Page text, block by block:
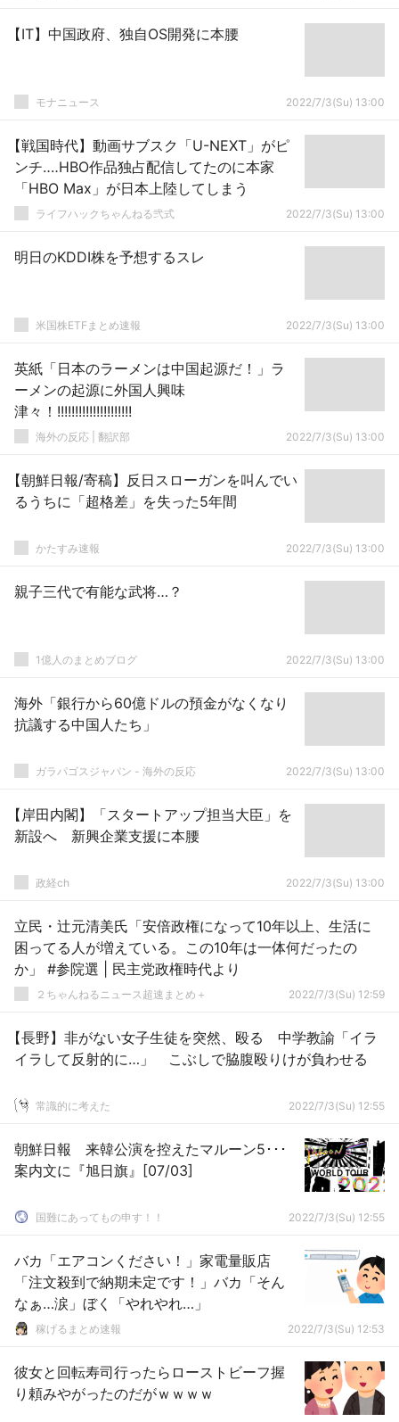
【IT】中国政府、独自OS開発に本腰
モナニュース 2022/7/3(Su) 13:00
【戦国時代】動画サブスク「U-NEXT」がピ
ンチ‥‥HBO作品独占配信してたのに本家
「HBO Max」が日本上陸してしまう
ライフハックちゃんねる弐式 2022/7/3(Su) 13:00
明日のKDDI株を予想するスレ
米国株ETFまとめ速報 2022/7/3(Su) 13:00
英紙「日本のラーメンは中国起源だ！」ラ
ーメンの起源に外国人興味
津々！!!!!!!!!!!!!!!!!!!!!!
海外の反応 | 翻訳部 2022/7/3(Su) 13:00
【朝鮮日報/寄稿】反日スローガンを叫んでい
るうちに「超格差」を失った5年間
かたすみ速報 2022/7/3(Su) 13:00
親子三代で有能な武将…？
1億人のまとめブログ 2022/7/3(Su) 13:00
海外「銀行から60億ドルの預金がなくなり
抗議する中国人たち」
ガラパゴスジャパン - 海外の反応 2022/7/3(Su) 13:00
【岸田内閣】「スタートアップ担当大臣」を
新設へ 新興企業支援に本腰
政経ch 2022/7/3(Su) 13:00
立民・辻元清美氏「安倍政権になって10年以上、生活に
困ってる人が増えている。この10年は一体何だったの
か」 #参院選 | 民主党政権時代より
２ちゃんねるニュース超速まとめ＋ 2022/7/3(Su) 12:59
【長野】非がない女子生徒を突然、殴る 中学教諭「イラ
イラして反射的に…」 こぶしで脇腹殴りけが負わせる
常識的に考えた 2022/7/3(Su) 12:55
朝鮮日報 来韓公演を控えたマルーン5･･･
案内文に『旭日旗』[07/03]
国難にあってもの申す！！ 2022/7/3(Su) 12:55
バカ「エアコンください！」家電量販店
「注文殺到で納期未定です！」バカ「そん
なぁ…涙」ぼく「やれやれ…」
稼げるまとめ速報 2022/7/3(Su) 12:53
彼女と回転寿司行ったらローストビーフ握
り頼みやがったのだがｗｗｗｗ